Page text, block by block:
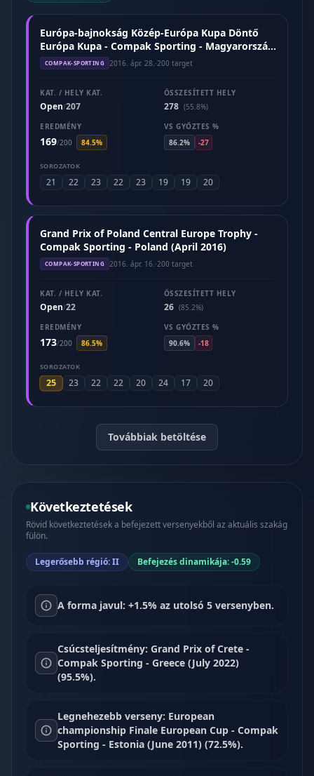
Európa-bajnokság Közép-Európa Kupa Döntő
Európa Kupa - Compak Sporting - Magyarország
(2016. április)
COMPAK-SPORTING 2016. ápr. 28. ·200 target
KAT. / HELY KAT.
Open/207
ÖSSZESÍTETT HELY
278 (55.8%)
EREDMÉNY
169/200 84.5%
VS GYŐZTES %
86.2%
-27
SOROZATOK
21 22 23 22 23 19 19 20
Grand Prix of Poland Central Europe Trophy -
Compak Sporting - Poland (April 2016)
COMPAK-SPORTING 2016. ápr. 16. ·200 target
KAT. / HELY KAT.
Open/22
ÖSSZESÍTETT HELY
26 (85.2%)
EREDMÉNY
173/200 86.5%
VS GYŐZTES %
90.6%
-18
SOROZATOK
25 23 22 22 20 24 17 20
Továbbiak betöltése
Következtetések
Rövid következtetések a befejezett versenyekből az aktuális szakág
fülön.
Legerősebb régió: II Befejezés dinamikája: -0.59
A forma javul: +1.5% az utolsó 5 versenyben.
Csúcsteljesítmény: Grand Prix of Crete -
Compak Sporting - Greece (July 2022)
(95.5%).
Legnehezebb verseny: European
championship Finale European Cup - Compak
Sporting - Estonia (June 2011) (72.5%).